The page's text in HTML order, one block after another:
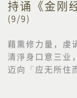
持诵《金刚
(9/9)
藉熏修力量，虔
清淨身口意三业
迈向「应无所住